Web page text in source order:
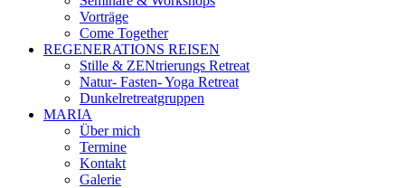
Vorträge
Come Together
REGENERATIONS REISEN
Stille & ZENtrierungs Retreat
Natur- Fasten- Yoga Retreat
Dunkelretreatgruppen
MARIA
Über mich
Termine
Kontakt
Galerie